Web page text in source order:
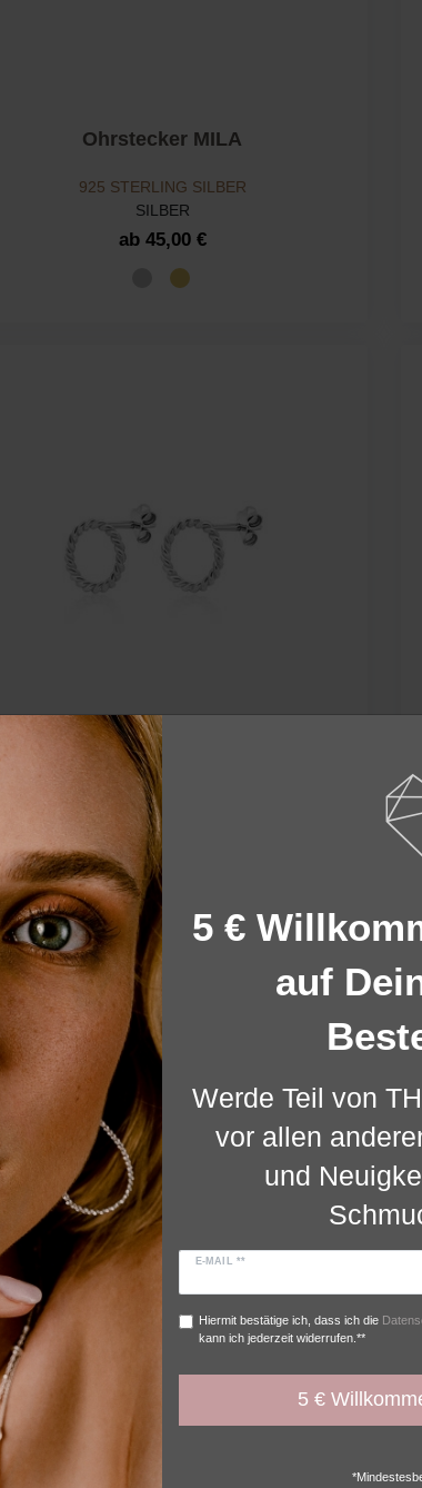
Ohrstecker MILA
925 STERLING SILBER
SILBER
ab 45,00 €
Ohrstecker JANA
925 STERLING SILBER
SILBER
39,00 €
925 STERLING SILBER
von diesen sind essenziell, während andere uns
zu den von uns verwendeten Cookies und Deinen
DHL Wunschzustellung PayPal Funktional
Alle
5 €
auf
Werde Teil von
vor allen
und
E-MAIL **
Hiermit bestätige ich, dass ich die
kann ich jederzeit widerrufen.**
5 €